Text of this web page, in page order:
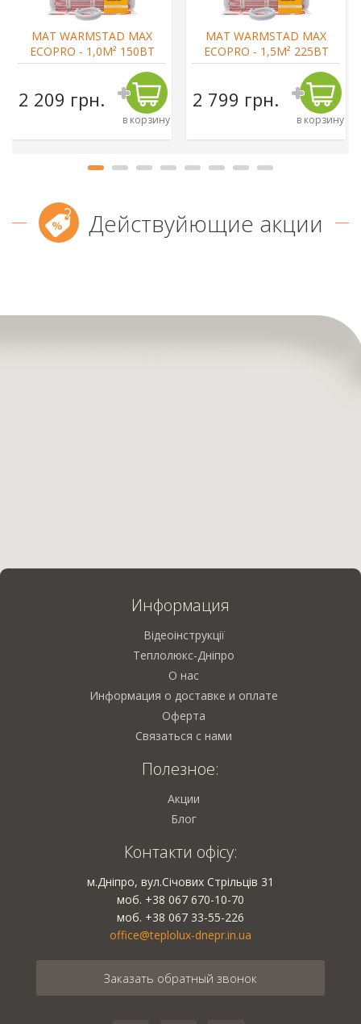
МАТ WARMSTAD MAX
ECOPRO - 1,0М² 150ВТ
2 209 грн.
в корзину
МАТ WARMSTAD MAX
ECOPRO - 1,5М² 225ВТ
2 799 грн.
в корзину
Действуйющие акции
Информация
Відеоінструкції
Теплолюкс-Дніпро
О нас
Информация о доставке и оплате
Оферта
Связаться с нами
Полезное:
Акции
Блог
Контакти офісу:
м.Дніпро, вул.Січових Стрільців 31
моб. +38 067 670-10-70
моб. +38 067 33-55-226
office@teplolux-dnepr.in.ua
Заказать обратный звонок